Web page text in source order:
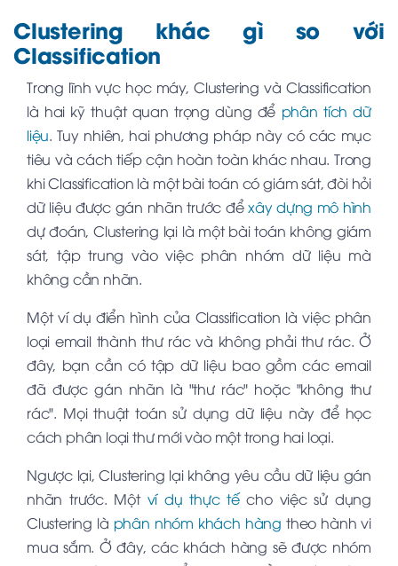
Clustering khác gì so với
Classification
Trong lĩnh vực học máy, Clustering và Classification
là hai kỹ thuật quan trọng dùng để phân tích dữ
liệu. Tuy nhiên, hai phương pháp này có các mục
tiêu và cách tiếp cận hoàn toàn khác nhau. Trong
khi Classification là một bài toán có giám sát, đòi hỏi
dữ liệu được gán nhãn trước đểxây dựng mô hình
dự đoán, Clustering lại là một bài toán không giám
sát, tập trung vào việc phân nhóm dữ liệu mà
không cần nhãn.
Một ví dụ điển hình của Classification là việc phân
loại email thành thư rác và không phải thư rác. Ở
đây, bạn cần có tập dữ liệu bao gồm các email
đã được gán nhãn là "thư rác" hoặc "không thư
rác". Mọi thuật toán sử dụng dữ liệu này để học
cách phân loại thư mới vào một trong hai loại.
Ngược lại, Clustering lại không yêu cầu dữ liệu gán
nhãn trước. Một ví dụ thực tếcho việc sử dụng
Clustering là phân nhóm khách hàng theo hành vi
mua sắm. Ở đây, các khách hàng sẽ được nhóm